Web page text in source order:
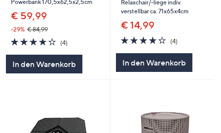
Powerbank 170,5x62,5x2,5cm
€ 59,99
-29% € 84,99
4.2
von
(4)
In den Warenkorb
Relaxchair/-liege indiv.
verstellbar ca. 71x65x4cm
€ 14,99
4.2
von
(4)
In den Warenkorb